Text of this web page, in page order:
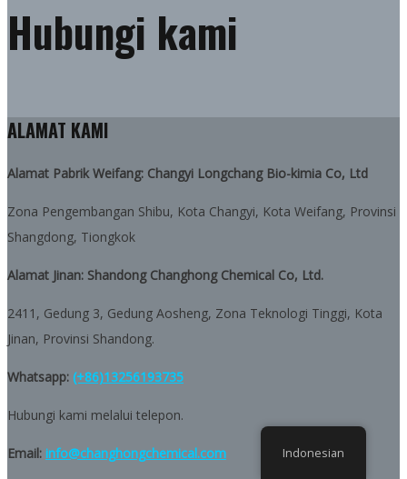
Hubungi kami
ALAMAT KAMI
Alamat Pabrik Weifang: Changyi Longchang Bio-kimia Co, Ltd
Zona Pengembangan Shibu, Kota Changyi, Kota Weifang, Provinsi
Shangdong, Tiongkok
Alamat Jinan: Shandong Changhong Chemical Co, Ltd.
2411, Gedung 3, Gedung Aosheng, Zona Teknologi Tinggi, Kota
Jinan, Provinsi Shandong.
Whatsapp: (+86)13256193735
Hubungi kami melalui telepon.
Email: info@changhongchemical.com Indonesian